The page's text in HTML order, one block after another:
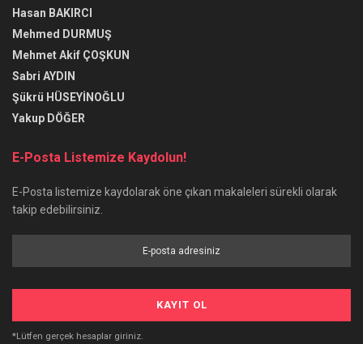
Hasan BAKIRCI
Mehmed DURMUŞ
Mehmet Akif ÇOŞKUN
Sabri AYDIN
Şükrü HÜSEYİNOĞLU
Yakup DÖĞER
E-Posta Listemize Kaydolun!
E-Posta listemize kaydolarak öne çıkan makaleleri sürekli olarak
takip edebilirsiniz.
*Lütfen gerçek hesaplar giriniz.